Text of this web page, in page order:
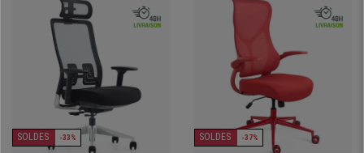
SOLDES -33% SOLDES -37%